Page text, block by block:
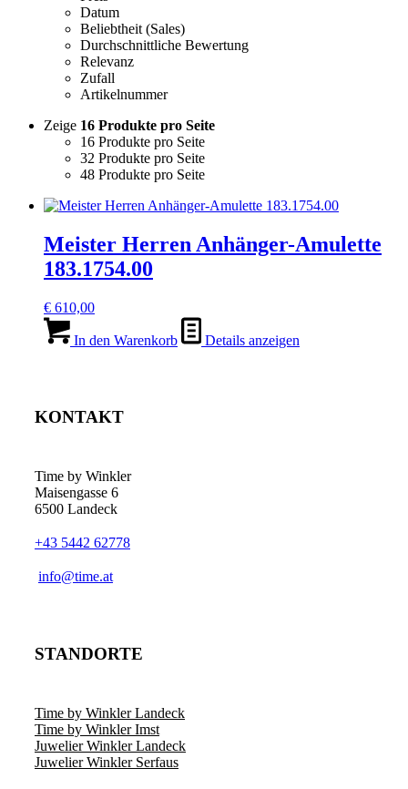
Datum
Beliebtheit (Sales)
Durchschnittliche Bewertung
Relevanz
Zufall
Artikelnummer
Zeige 16 Produkte pro Seite
16 Produkte pro Seite
32 Produkte pro Seite
48 Produkte pro Seite
Meister Herren Anhänger-Amulette
183.1754.00
€ 610,00
In den Warenkorb Details anzeigen
KONTAKT
Time by Winkler
Maisengasse 6
6500 Landeck
+43 5442 62778
­info@time.at
STANDORTE
Time by Winkler Landeck
Time by Winkler Imst
Juwelier Winkler Landeck
Juwelier Winkler Serfaus